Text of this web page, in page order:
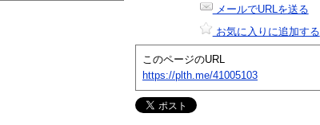
メールでURLを送る
お気に入りに追加する
このページのURL
https://plth.me/41005103